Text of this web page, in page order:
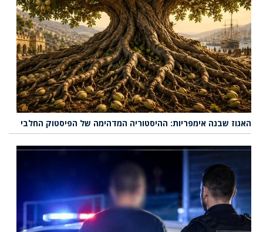
האגוז שבנה אימפריות: ההיסטוריה המדהימה של הפיסטוק החלבי